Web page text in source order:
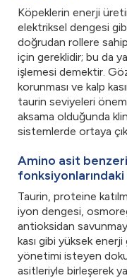
Köpeklerin enerji
elektriksel dengesi
doğrudan rollere
için gereklidir; bu da
işlemesi demektir.
korunması ve kalp
taurin seviyeleri
aksama olduğunda
sistemlerde ortaya
Amino asit
Taurin, proteine
iyon dengesi,
antioksidan
kası gibi yüksek
yönetimi isteyen
asitleriyle birleşerek